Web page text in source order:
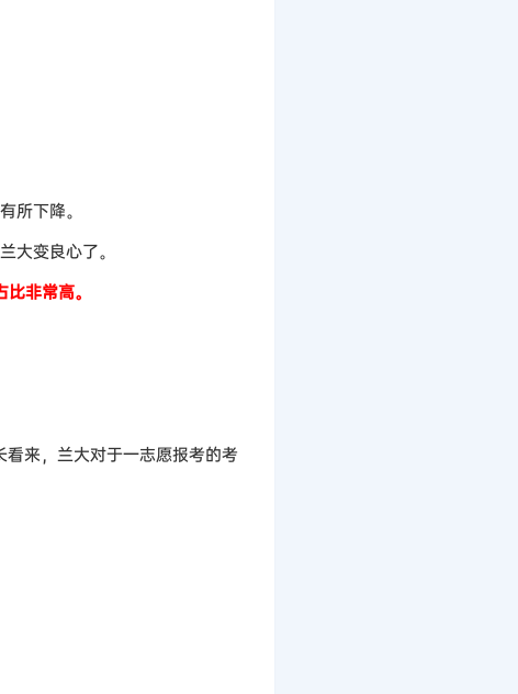
所下降。
大变良心了。
非常高。
来，兰大对于一志愿报考的考